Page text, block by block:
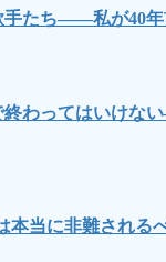
手たち――私が40
終わってはいけ
本当に非難され